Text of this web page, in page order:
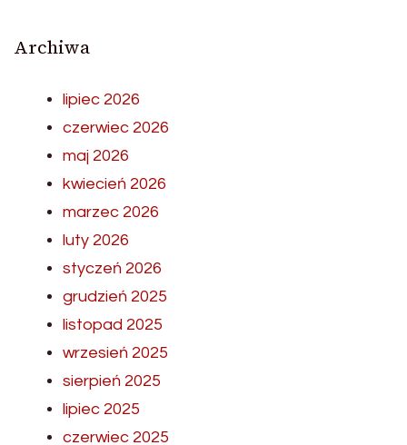
Archiwa
lipiec 2026
czerwiec 2026
maj 2026
kwiecień 2026
marzec 2026
luty 2026
styczeń 2026
grudzień 2025
listopad 2025
wrzesień 2025
sierpień 2025
lipiec 2025
czerwiec 2025